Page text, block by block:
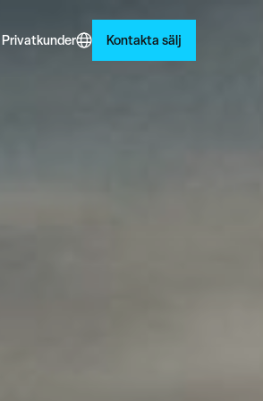
Privatkunder Kontakta sälj